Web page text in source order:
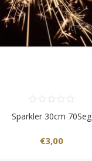
Sparkler 30cm 70Seg
€3,00